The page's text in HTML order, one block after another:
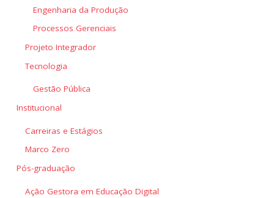
Engenharia da Produção
Processos Gerenciais
Projeto Integrador
Tecnologia
Gestão Pública
Institucional
Carreiras e Estágios
Marco Zero
Pós-graduação
Ação Gestora em Educação Digital